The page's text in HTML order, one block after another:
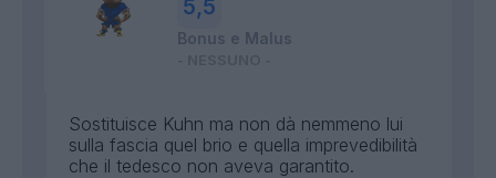
5,5
Bonus e Malus
Sostituisce Kuhn ma non dà nemmeno lui
sulla fascia quel brio e quella imprevedibilità
che il tedesco non aveva garantito.